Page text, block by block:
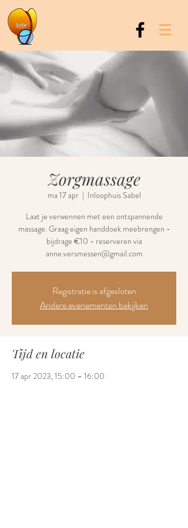
Zorgmassage
ma 17 apr
  |
Inloophuis Sabel
Laat je verwennen met een ontspannende
massage. Graag eigen handdoek meebrengen -
bijdrage €10 - reserveren via
anne.versmessen@gmail.com
Registratie is afgesloten
Andere evenementen bekijken
Tijd en locatie
17 apr 2023, 15:00 – 16:00